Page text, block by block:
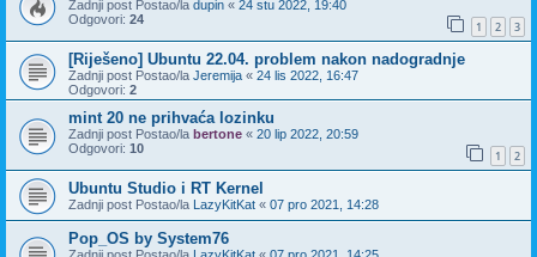
Zadnji post Postao/la dupin « 24 stu 2022, 19:40
Odgovori: 24 1 2 3
[Riješeno] Ubuntu 22.04. problem nakon nadogradnje
Zadnji post Postao/la Jeremija « 24 lis 2022, 16:47
Odgovori: 2
mint 20 ne prihvaća lozinku
Zadnji post Postao/la bertone « 20 lip 2022, 20:59
Odgovori: 10 1 2
Ubuntu Studio i RT Kernel
Zadnji post Postao/la LazyKitKat « 07 pro 2021, 14:28
Pop_OS by System76
Zadnji post Postao/la LazyKitKat « 07 pro 2021, 14:25